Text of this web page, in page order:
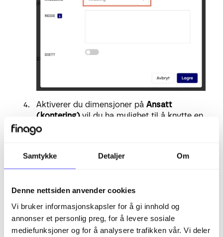
Samtykke Detaljer Om
Denne nettsiden anvender cookies
Vi bruker informasjonskapsler for å gi innhold og
annonser et personlig preg, for å levere sosiale
mediefunksjoner og for å analysere trafikken vår. Vi deler
Aktiverer du dimensjoner på Ansatt
(kontering) vil du ha mulighet til å knytte en
eller flere faste dimensjoner til ansatt. Gå
bokført mot dimensjonen eller
dimensjonene